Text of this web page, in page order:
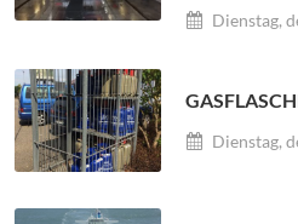
Dienstag,
Dienstag,